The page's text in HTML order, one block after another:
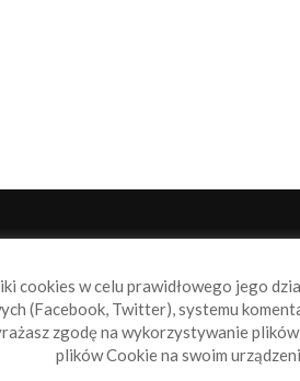
Sailbook.pl to miejsce dla wszystkich,
wiadomości ze świata żeglarstwa,
nie tylko.
cookies w celu prawidłowego jego
(Facebook, Twitter), systemu
zgodę na wykorzystywanie
plików Cookie na swoim